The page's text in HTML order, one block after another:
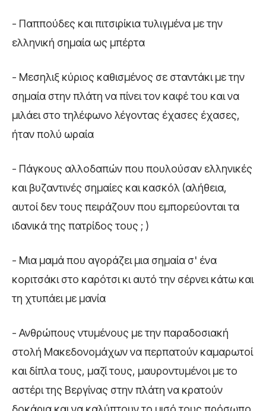
- Παππούδες και πιτσιρίκια τυλιγμένα με την
ελληνική σημαία ως μπέρτα
- Μεσηλιξ κύριος καθισμένος σε σταντάκι με την
σημαία στην πλάτη να πίνει τον καφέ του και να
μιλάει στο τηλέφωνο λέγοντας έχασες έχασες,
ήταν πολύ ωραία
- Πάγκους αλλοδαπών που πουλούσαν ελληνικές
και βυζαντινές σημαίες και κασκόλ (αλήθεια,
αυτοί δεν τους πειράζουν που εμπορεύονται τα
ιδανικά της πατρίδος τους ; )
- Μια μαμά που αγοράζει μια σημαία σ' ένα
κοριτσάκι στο καρότσι κι αυτό την σέρνει κάτω και
τη χτυπάει με μανία
- Ανθρώπους ντυμένους με την παραδοσιακή
στολή Μακεδονομάχων να περπατούν καμαρωτοί
και δίπλα τους, μαζί τους, μαυροντυμένοι με το
αστέρι της Βεργίνας στην πλάτη να κρατούν